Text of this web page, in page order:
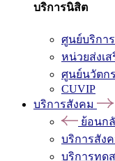
บริการนิสิต
ศูนย์บริกา
หน่วยส่งเ
ศูนย์นวัตกร
CUVIP
บริการสังคม
ย้อนก
บริการสัง
บริการทด